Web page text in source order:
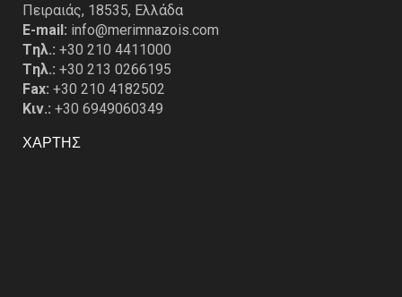
Πειραιάς, 18535, Ελλάδα
E-mail: info@merimnazois.com
Tηλ.: +30 210 4411000
Tηλ.: +30 213 0266195
Fax: +30 210 4182502
Κιν.: +30 6949060349
ΧΑΡΤΗΣ